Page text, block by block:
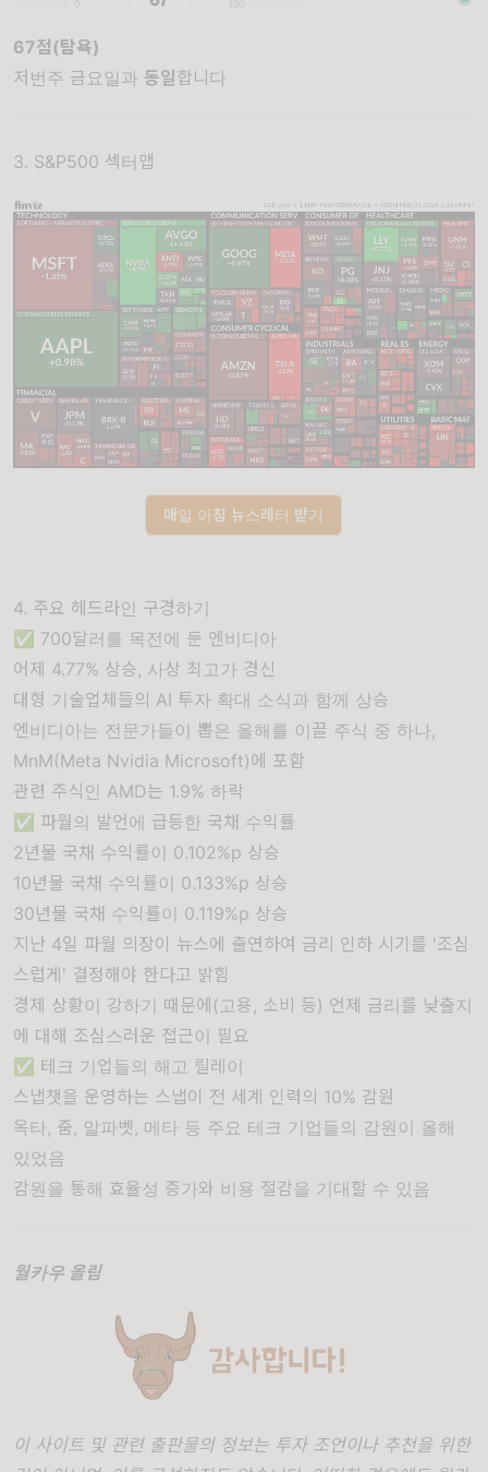
67점(탐욕)
저번주 금요일과 동일합니다
3. S&P500 섹터맵
매일 아침 뉴스레터 받기
4. 주요 헤드라인 구경하기
✅ 700달러를 목전에 둔 엔비디아
어제 4.77% 상승, 사상 최고가 경신
대형 기술업체들의 AI 투자 확대 소식과 함께 상승
엔비디아는 전문가들이 뽑은 올해를 이끌 주식 중 하나,
MnM(Meta Nvidia Microsoft)에 포함
관련 주식인 AMD는 1.9% 하락
✅ 파월의 발언에 급등한 국채 수익률
2년물 국채 수익률이 0.102%p 상승
10년물 국채 수익률이 0.133%p 상승
30년물 국채 수익률이 0.119%p 상승
지난 4일 파월 의장이 뉴스에 출연하여 금리 인하 시기를 '조심
스럽게' 결정해야 한다고 밝힘
경제 상황이 강하기 때문에(고용, 소비 등) 언제 금리를 낮출지
에 대해 조심스러운 접근이 필요
✅ 테크 기업들의 해고 릴레이
스냅챗을 운영하는 스냅이 전 세계 인력의 10% 감원
옥타, 줌, 알파벳, 메타 등 주요 테크 기업들의 감원이 올해
있었음
감원을 통해 효율성 증가와 비용 절감을 기대할 수 있음
월카우 올림
이 사이트 및 관련 출판물의 정보는 투자 조언이나 추천을 위한